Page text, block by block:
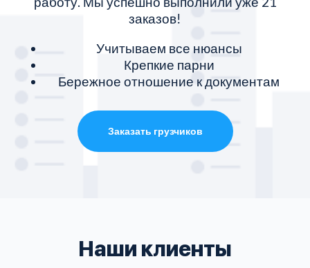
заказов!
Учитываем все нюансы
Крепкие парни
Бережное отношение к документам
Заказать грузчиков
Наши клиенты